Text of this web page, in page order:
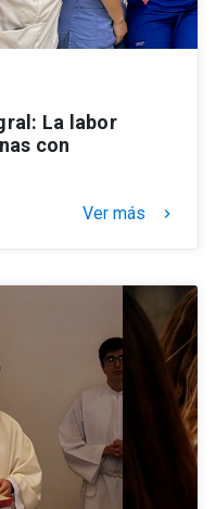
La labor
con
Ver más keyboard_arrow_right